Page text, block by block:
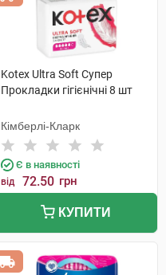
Kotex Ultra Soft Супер
Прокладки гігієнічні 8 шт
Кімберлі-Кларк
Є в наявності
від 72.50 грн
КУПИТИ